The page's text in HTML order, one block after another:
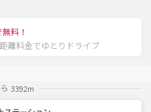
料！
離料金でゆとりドライブ
3392m